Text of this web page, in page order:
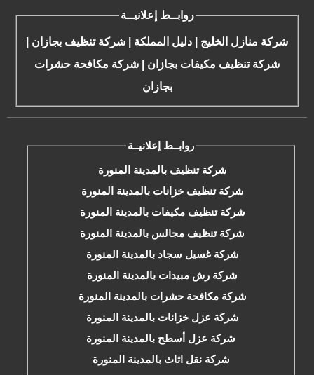
روابــط إعلانيــة
شركة منازل الخليج دليل المملكة شركة تنظيف بجازان
شركة تنظيف مكيفات بجازان
شركة مكافحة حشرات
بجازان
روابــط إعلانيــة
شركة تنظيف بالمدينة المنورة
شركة تنظيف خزانات بالمدينة المنورة
شركة تنظيف مكيفات بالمدينة المنورة
شركة تنظيف مجالس بالمدينة المنورة
شركة غسيل سجاد بالمدينة المنورة
شركة رش مبيدات بالمدينة المنورة
شركة مكافحة حشرات بالمدينة المنورة
شركة عزل خزانات بالمدينة المنورة
شركة عزل أسطح بالمدينة المنورة
شركة نقل اثاث بالمدينة المنورة